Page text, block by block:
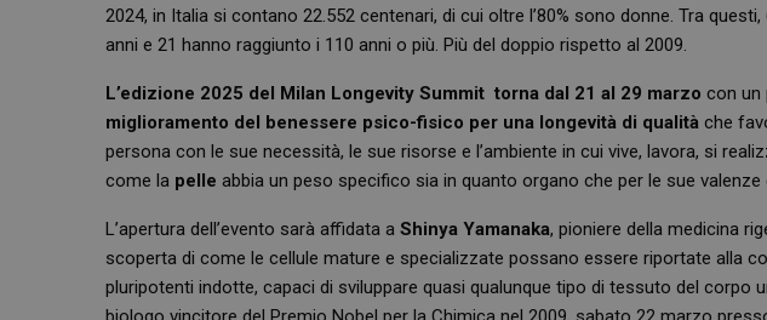
2024, in Italia si contano 22.552 centenari, di cui oltre l’80% sono donne. Tra
anni e 21 hanno raggiunto i 110 anni o più. Più del doppio rispetto al 2009.
L’edizione 2025 del Milan Longevity Summit torna dal 21 al 29 marzo con un
miglioramento del benessere psico-fisico per una longevità di qualità che
persona con le sue necessità, le sue risorse e l’ambiente in cui vive, lavora, si
come la pelle abbia un peso specifico sia in quanto organo che per le sue
L’apertura dell’evento sarà affidata a Shinya Yamanaka, pioniere della medicina
scoperta di come le cellule mature e specializzate possano essere riportate alla
pluripotenti indotte, capaci di sviluppare quasi qualunque tipo di tessuto del corpo